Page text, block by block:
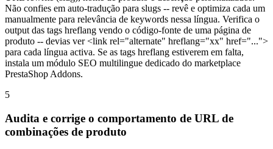
Não confies em auto-tradução para slugs -- revê e optimiza cada um
manualmente para relevância de keywords nessa língua. Verifica o
output das tags hreflang vendo o código-fonte de uma página de
produto -- devias ver <link rel="alternate" hreflang="xx" href="...">
para cada língua activa. Se as tags hreflang estiverem em falta,
instala um módulo SEO multilingue dedicado do marketplace
PrestaShop Addons.
5
Audita e corrige o comportamento de URL de
combinações de produto